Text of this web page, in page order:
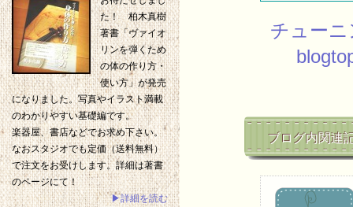
チュー
ブログ内関連
た！ 柏木真樹
著書「ヴァイオ
リンを弾くため
の体の作り方・
使い方」が発売
になりました。写真やイラスト満載
のわかりやすい基礎編です。
楽器屋、書店などでお求め下さい。
なおスタジオでも定価（送料無料）
で注文をお受けします。詳細は著書
のページにて！
▶詳細を読む